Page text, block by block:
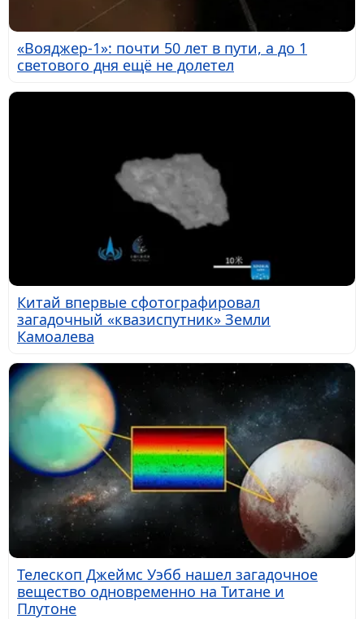
«Вояджер-1»: почти 50 лет в пути, а до 1
светового дня ещё не долетел
Китай впервые сфотографировал
загадочный «квазиспутник» Земли
Камоалева
Телескоп Джеймс Уэбб нашел загадочное
вещество одновременно на Титане и
Плутоне